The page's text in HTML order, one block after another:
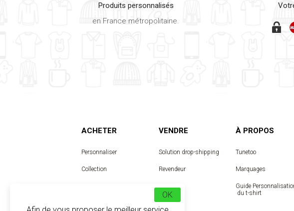
Produits personnalisés
en France métropolitaine.
ACHETER
Personnaliser
Collection
VENDRE
Solution drop-shipping
Revendeur
Designer
À PROPOS
Tunetoo
Marquages
Guide
du t-shirt
OK